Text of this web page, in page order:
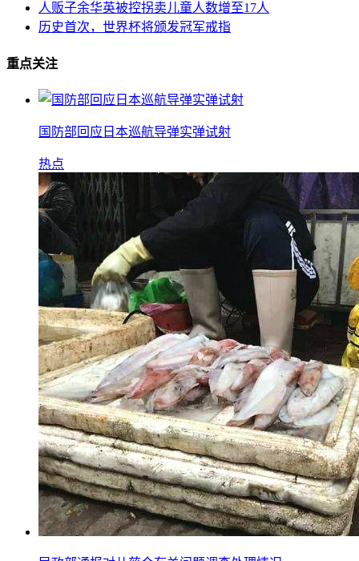
人贩子余华英被控拐卖儿童人数增至17人
历史首次，世界杯将颁发冠军戒指
重点关注
国防部回应日本巡航导弹实弹试射
热点